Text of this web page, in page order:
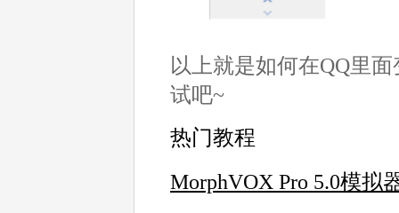
以上就是如何在QQ里
试吧~
热门教程
MorphVOX Pro 5.0模拟